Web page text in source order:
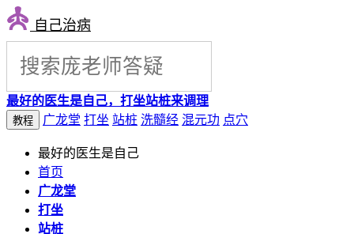
自己治病
最好的医生是自己，打坐站桩来调理
教程 广龙堂 打坐 站桩 洗髓经 混元功 点穴
最好的医生是自己
首页
广龙堂
打坐
站桩